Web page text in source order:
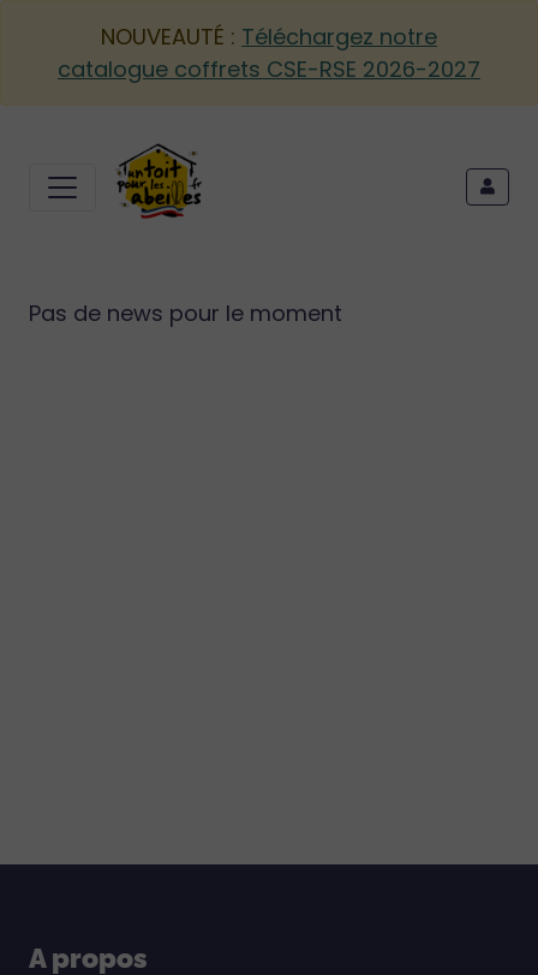
NOUVEAUTÉ : Téléchargez notre
catalogue coffrets CSE-RSE 2026-2027
Pas de news pour le moment
A propos